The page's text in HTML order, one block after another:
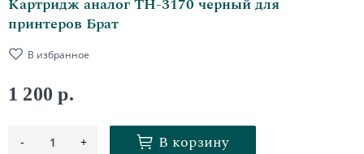
Картридж аналог ТН-3170 черный для
принтеров Брат
В избранное
1 200 р.
- 1 + В корзину